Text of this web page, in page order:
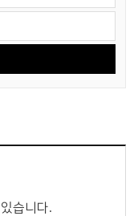
습니다.